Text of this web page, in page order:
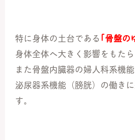
特に身体の土台である｢骨盤の
身体全体へ大きく影響をもたら
また骨盤内臓器の婦人科系機
泌尿器系機能（膀胱）の働き
す。